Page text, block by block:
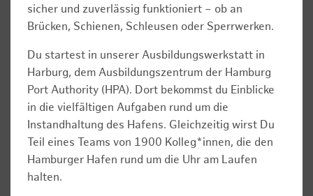
sicher und zuverlässig funktioniert – ob an
Brücken, Schienen, Schleusen oder Sperrwerken.
Du startest in unserer Ausbildungswerkstatt in
Harburg, dem Ausbildungszentrum der Hamburg
Port Authority (HPA). Dort bekommst du Einblicke
in die vielfältigen Aufgaben rund um die
Instandhaltung des Hafens. Gleichzeitig wirst Du
Teil eines Teams von 1900 Kolleg*innen, die den
Hamburger Hafen rund um die Uhr am Laufen
halten.